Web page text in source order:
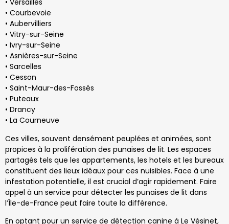
• Versailles
• Courbevoie
• Aubervilliers
• Vitry-sur-Seine
• Ivry-sur-Seine
• Asnières-sur-Seine
• Sarcelles
• Cesson
• Saint-Maur-des-Fossés
• Puteaux
• Drancy
• La Courneuve
Ces villes, souvent densément peuplées et animées, sont
propices à la prolifération des punaises de lit. Les espaces
partagés tels que les appartements, les hotels et les bureaux
constituent des lieux idéaux pour ces nuisibles. Face à une
infestation potentielle, il est crucial d’agir rapidement. Faire
appel à un service pour détecter les punaises de lit dans
l’Île-de-France peut faire toute la différence.
En optant pour un service de détection canine à Le Vésinet,